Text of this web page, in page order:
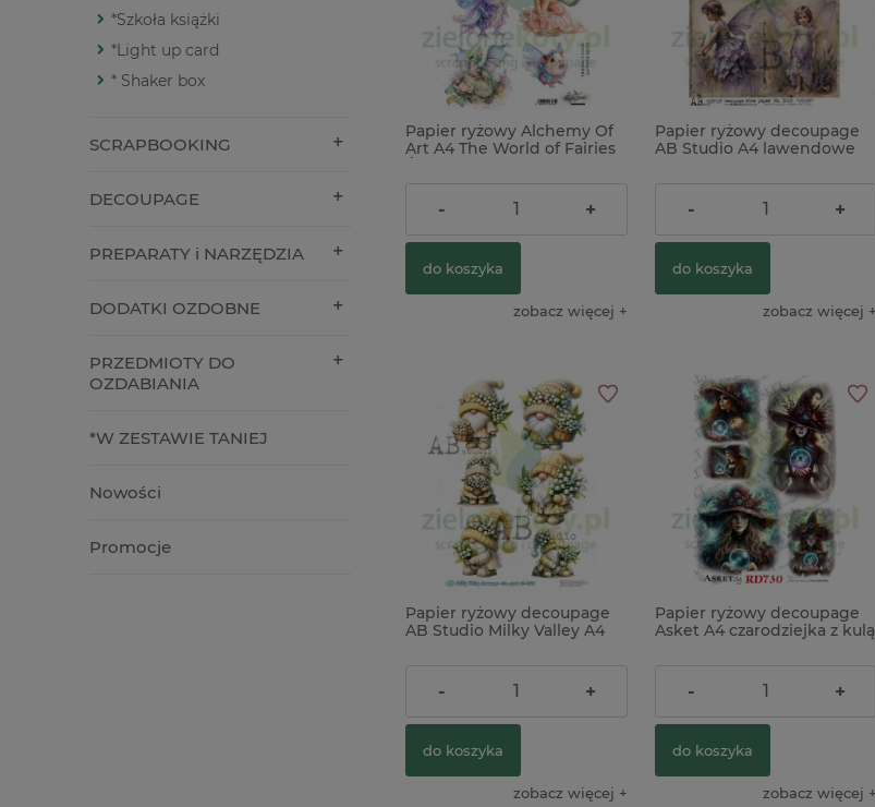
*Szkoła książki
*Light up card
* Shaker box
SCRAPBOOKING
DECOUPAGE
PREPARATY i NARZĘDZIA
DODATKI OZDOBNE
PRZEDMIOTY DO
OZDABIANIA
*W ZESTAWIE TANIEJ
Nowości
Promocje
Papier ryżowy Alchemy Of
Art A4 The World of Fairies
10,90 zł
- +
do koszyka
zobacz więcej
Papier ryżowy decoupage
AB Studio A4 lawendowe
9,90 zł
- +
do koszyka
zobacz więcej
Papier ryżowy decoupage
AB Studio Milky Valley A4
9,90 zł
- +
do koszyka
zobacz więcej
Papier ryżowy decoupage
Asket A4 czarodziejka z kulą
10,90 zł
- +
do koszyka
zobacz więcej